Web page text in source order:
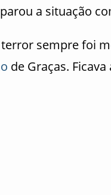
a situação
terror sempre foi
de Graças.